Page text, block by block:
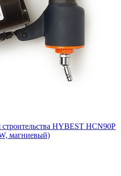
строительства HYBEST HCN90P
магниевый)